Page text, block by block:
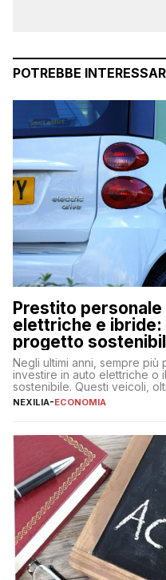
POTREBBE
Prestito personale
elettriche e ibride:
progetto
Negli ultimi anni, sempre
investire in auto elettriche o
sostenibile. Questi veicoli,
offrono vantaggi economici
fare se non […]
NEXILIA-ECONOMIA